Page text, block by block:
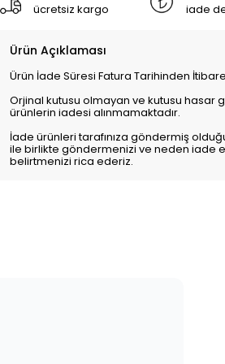
ücretsiz kargo
iade
Ürün Açıklaması
Ürün İade Süresi Fatura Tarihinden
Orjinal kutusu olmayan ve kutusu hasar
ürünlerin iadesi alınmamaktadır.
İade ürünleri tarafınıza göndermiş
ile birlikte göndermenizi ve neden iade
belirtmenizi rica ederiz.